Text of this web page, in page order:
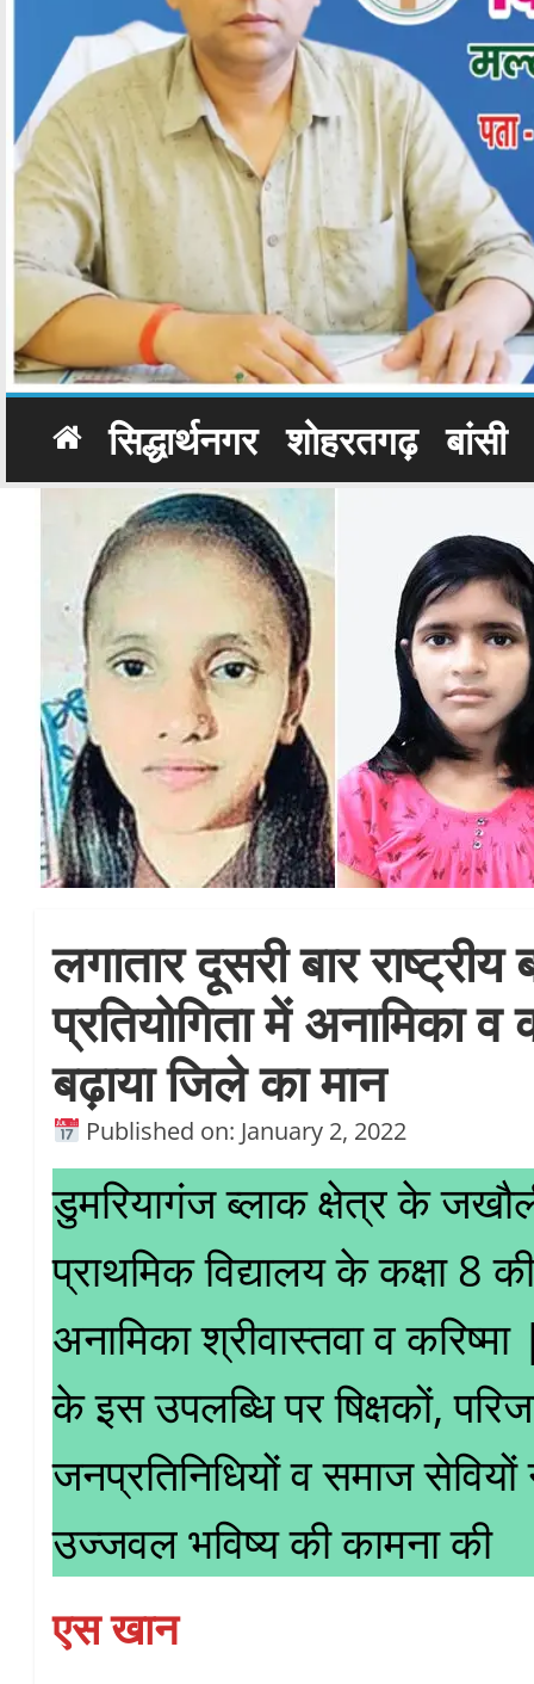
सिद्धार्थनगर शोहरतगढ़ बांसी
लगातार दूसरी बार राष्ट्रीय
प्रतियोगिता में अनामिका व
बढ़ाया जिले का मान
Published on: January 2, 2022
डुमरियागंज ब्लाक क्षेत्र के
प्राथमिक विद्यालय के कक्षा 8
अनामिका श्रीवास्तवा व
के इस उपलब्धि पर षिक्षकों,
जनप्रतिनिधियों व समाज
उज्जवल भविष्य की कामना की
एस खान